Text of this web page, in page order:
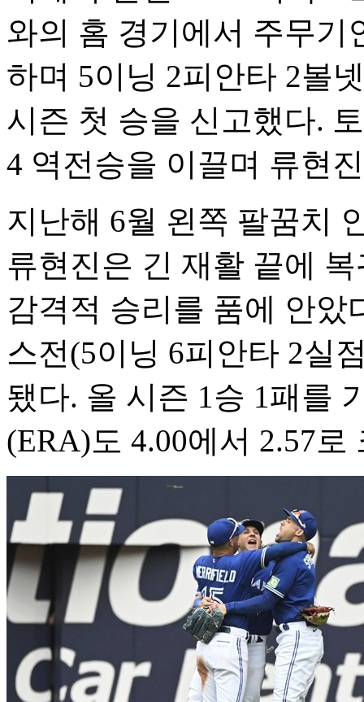
와의 홈 경기에서 주무기
하며 5이닝 2피안타 2볼
시즌 첫 승을 신고했다.
4 역전승을 이끌며 류현
지난해 6월 왼쪽 팔꿈치
류현진은 긴 재활 끝에
감격적 승리를 품에 안았
스전(5이닝 6피안타 2실
됐다. 올 시즌 1승 1패를
(ERA)도 4.00에서 2.57